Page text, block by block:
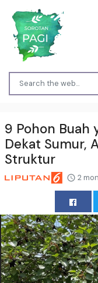
9 Pohon Buah
Dekat Sumur,
Struktur
2